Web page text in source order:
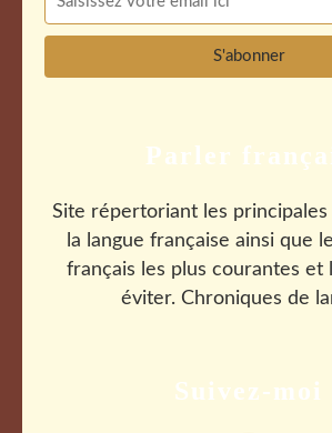
Suivez-moi
Parler
Site répertoriant les
la langue française ainsi que
français les plus courantes et
éviter. Chroniques de